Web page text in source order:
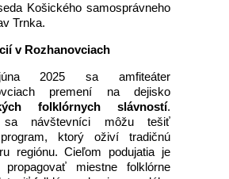
Košického samosprávneho
Trnka.
v Rozhanovciach
2025 sa amfiteáter
premení na dejisko
folklórnych slávností.
návštevníci môžu tešiť
ktorý oživí tradičnú
regiónu. Cieľom podujatia je
miestne folklórne